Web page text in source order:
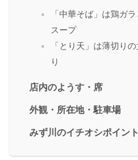
「中華そば」は鶏ガ
スープ
「とり天」は薄切り
り
店内のようす・席
外観・所在地・駐車場
みず川のイチオシポイント